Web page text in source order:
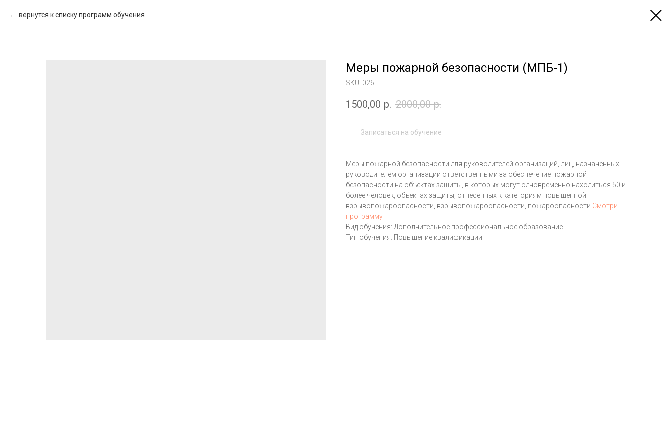
вернутся к списку программ обучения
Меры пожарной безопасности (МПБ-1)
SKU: 026
1500,00 р. 2000,00 р.
Записаться на обучение
Меры пожарной безопасности для руководителей организаций, лиц, назначенных
руководителем организации ответственными за обеспечение пожарной
безопасности на объектах защиты, в которых могут одновременно находиться 50 и
более человек, объектах защиты, отнесенных к категориям повышенной
взрывопожароопасности, взрывопожароопасности, пожароопасности Смотри
программу
Вид обучения: Дополнительное профессиональное образование
Тип обучения: Повышение квалификации